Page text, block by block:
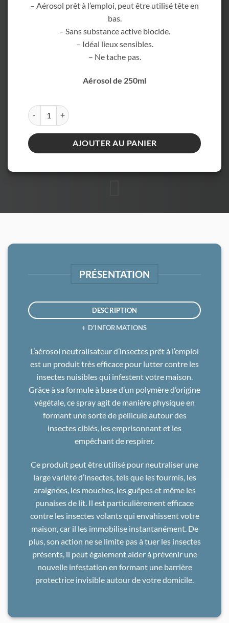
– Aérosol prêt à l’emploi, peut être utilisé tête en
bas.
– Sans substance active biocide.
– Idéal lieux sensibles.
– Ne tache pas.
Aérosol de 250ml
quantité de Digrain - Aérosol neutralisateur d’insectes
AJOUTER AU PANIER
PRÉSENTATION
DESCRIPTION
+ D'INFORMATIONS
L’aérosol neutralisateur d’insectes prêt à l’emploi
est un produit très efficace pour lutter contre les
insectes nuisibles qui infestent votre maison.
Grâce à sa formule à base d’un polymère d’origine
végétale, ce spray agit de manière physique en
formant une sorte de pellicule autour des
insectes ciblés, les emprisonnant et les
empêchant de respirer.
Ce produit peut être utilisé pour neutraliser une
large variété d’insectes, tels que les fourmis, les
araignées, les mouches, les guêpes et même les
punaises de lit. Il est particulièrement efficace
contre les insectes volants qui envahissent votre
maison, car il les immobilise instantanément. De
plus, son action ne se limite pas à tuer les insectes
présents, il peut également aider à prévenir une
nouvelle infestation en formant une barrière
protectrice invisible autour de votre domicile.